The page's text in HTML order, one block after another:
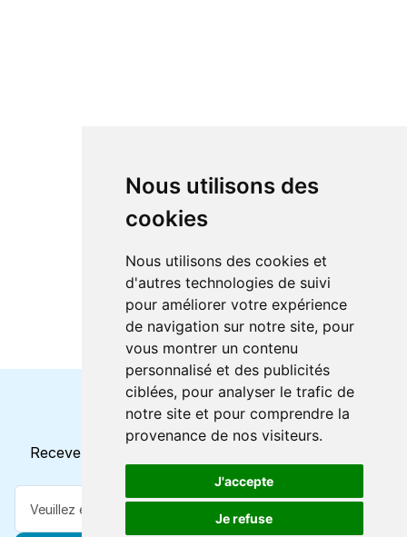
Nous utilisons des
cookies
Nous utilisons des cookies et
d'autres technologies de suivi
pour améliorer votre expérience
de navigation sur notre site, pour
vous montrer un contenu
personnalisé et des publicités
ciblées, pour analyser le trafic de
notre site et pour comprendre la
provenance de nos visiteurs.
J'accepte
Je refuse
Horaires et offres actuels
Recevez toutes les mises à jour dans votre e-mail